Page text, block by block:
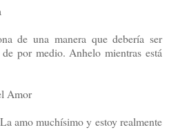
de una manera que debería ser
por medio. Anhelo mientras está
Amor
amo muchísimo y estoy realmente